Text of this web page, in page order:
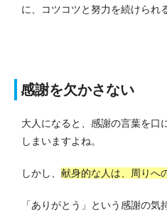
に、コツコツと努力を続けられ
感謝を欠かさない
大人になると、感謝の言葉を口
しまいますよね。
しかし、 献身的な人は、周りへ
「ありがとう」という感謝の気